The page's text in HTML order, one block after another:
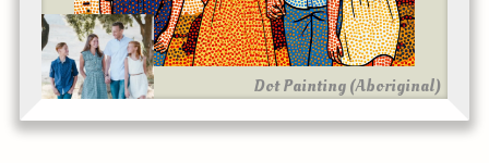
Dot Painting (Aboriginal)